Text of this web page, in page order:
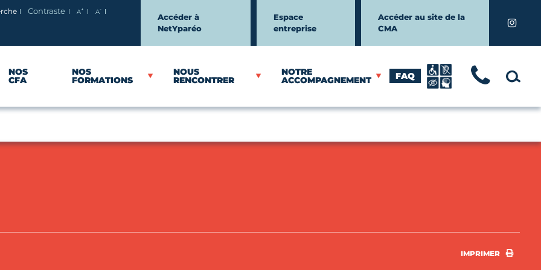
Contraste A+
Agrandir le texte
A-
Réduire le texte
Accéder à
NetYparéo
Espace
entreprise
Accéder au site de la
CMA
NOS
CFA
NOS
FORMATIONS
NOUS
RENCONTRER
NOTRE
ACCOMPAGNEMENT FAQ
IMPRIMER